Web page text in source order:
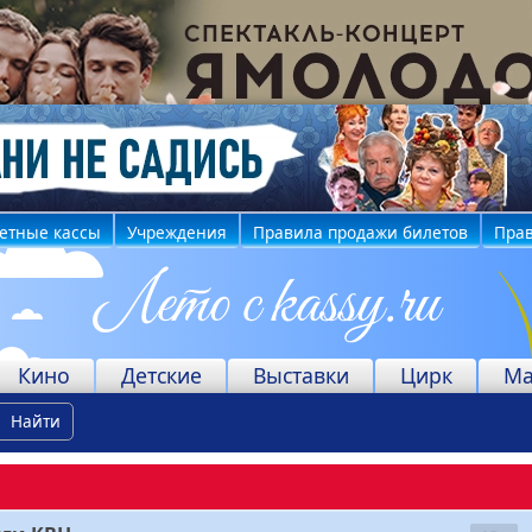
кассы Учреждения Правила продажи билетов
Кино Детские Выставки Цирк
Найти